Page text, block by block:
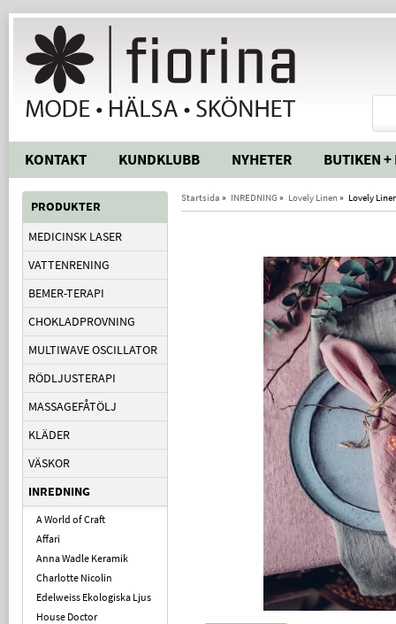
KONTAKT KUNDKLUBB NYHETER BUTIKEN +
PRODUKTER
MEDICINSK LASER
VATTENRENING
BEMER-TERAPI
CHOKLADPROVNING
MULTIWAVE OSCILLATOR
RÖDLJUSTERAPI
MASSAGEFÅTÖLJ
KLÄDER
VÄSKOR
INREDNING
A World of Craft
Affari
Anna Wadle Keramik
Charlotte Nicolin
Edelweiss Ekologiska Ljus
House Doctor
Startsida » INREDNING » Lovely Linen» Lovely